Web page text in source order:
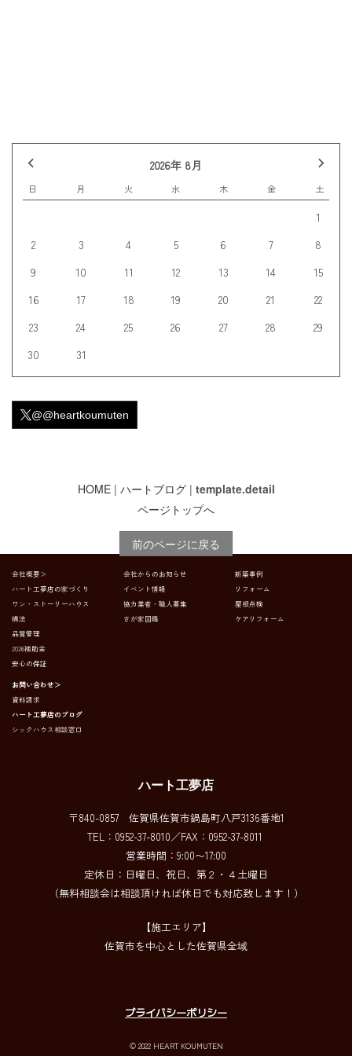
2026年 8月
日 月 火 水 木 金 土
1
2
3 4 5 6 7
8
9
10 11 12 13 14
15
16
17 18 19 20 21
22
23
24 25 26 27 28
29
30
31
@@heartkoumuten
HOME| ハートブログ| template.detail
ページトップへ
前のページに戻る
会社概要＞
ハート工夢店の家づくり
ワン・ストーリーハウス
構法
品質管理
2026補助金
安心の保証
会社からのお知らせ
イベント情報
協力業者・職人募集
さが家図鑑
新築事例
リフォーム
屋根点検
ケアリフォーム
お問い合わせ＞
資料請求
ハート工夢店のブログ
シックハウス相談窓口
ハート工夢店
〒840-0857 佐賀県佐賀市鍋島町八戸3136番地1
TEL：0952-37-8010／FAX：0952-37-8011
営業時間：9:00〜17:00
定休日：日曜日、祝日、第２・４土曜日
（無料相談会は相談頂ければ休日でも対応致します！）
【施工エリア】
佐賀市を中心とした佐賀県全域
プライバシーポリシー
© 2022 HEART KOUMUTEN